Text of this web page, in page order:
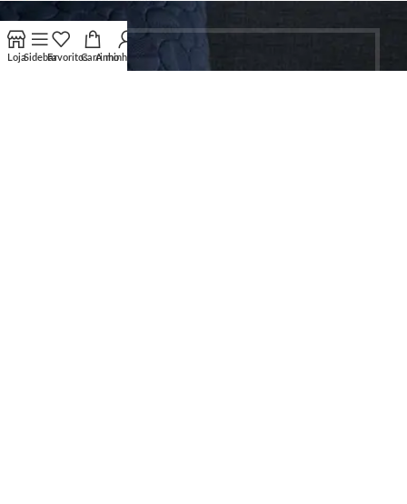
LojaSidebarFavoritosCarrinho
A minha conta